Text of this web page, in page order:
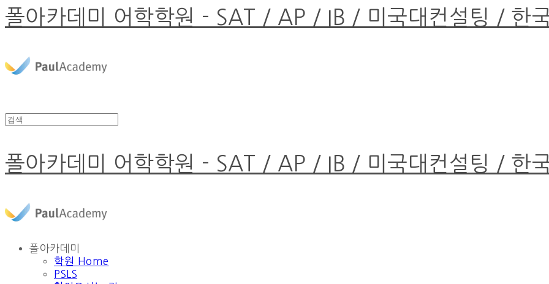
폴아카데미 어학학원 - SAT / AP / IB / 미국대컨설팅 / 한
폴아카데미 어학학원 - SAT / AP / IB / 미국대컨설팅 / 한
폴아카데미
학원 Home
PSLS